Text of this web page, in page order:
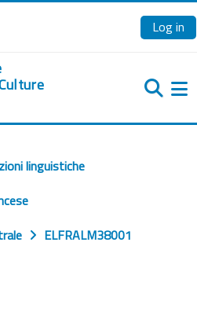
Log in
linguistiche
ELFRALM38001